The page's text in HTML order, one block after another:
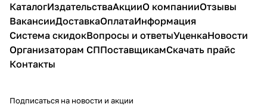
КаталогИздательстваАкцииО компанииОтзывы
ВакансииДоставкаОплатаИнформация
Система скидокВопросы и ответыУценкаНовости
Организаторам СППоставщикамСкачать прайс
Контакты
Подписаться на новости и акции